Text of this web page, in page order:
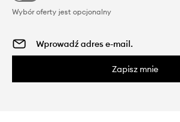
Wybór oferty jest opcjonalny
Zapisz mnie